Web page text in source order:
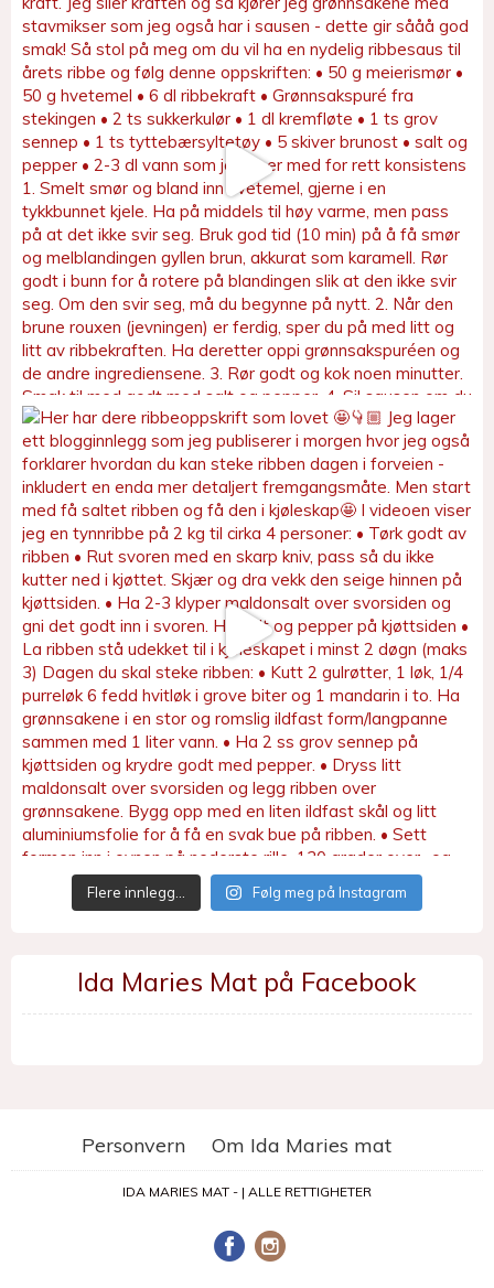
Flere innlegg… Følg meg på Instagram
Ida Maries Mat på Facebook
Personvern Om Ida Maries mat
IDA MARIES MAT - | ALLE RETTIGHETER